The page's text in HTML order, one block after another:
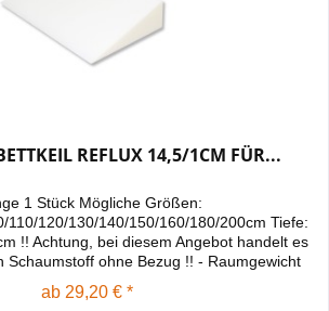
REFLUX 14,5/1CM FÜR...
1 Stück Mögliche Größen:
110/120/130/140/150/160/180/200cm Tiefe:
!! Achtung, bei diesem Angebot handelt es
Schaumstoff ohne Bezug !! - Raumgewicht
und Betten mit Matratzen sehr gut
der Matratze oder unter der Matratze auf
ab 29,20 € *